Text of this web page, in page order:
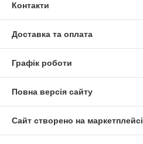
Контакти
Доставка та оплата
Графік роботи
Повна версія сайту
Сайт створено на маркетплейсі